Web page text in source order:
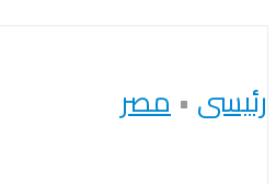
رئيسى •مصر